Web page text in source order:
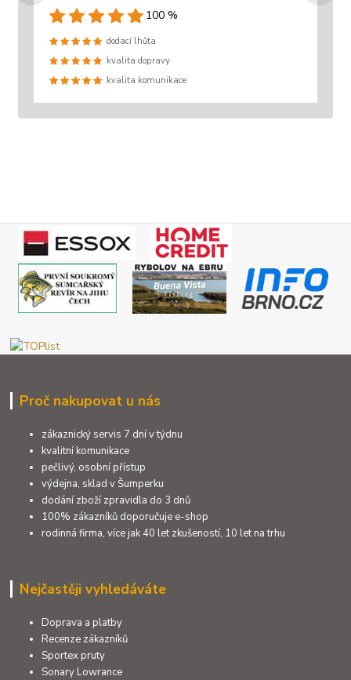
100 %
dodací lhůta
kvalita dopravy
kvalita komunikace
Proč nakupovat u nás
zákaznický servis 7 dní v týdnu
kvalitní komunikace
pečlivý, osobní přístup
výdejna, sklad v Šumperku
dodání zboží zpravidla do 3 dnů
100% zákazníků doporučuje e-shop
rodinná firma, více jak 40 let zkušeností, 10 let na trhu
Nejčastěji vyhledáváte
Doprava a platby
Recenze zákazníků
Sportex pruty
Sonary Lowrance